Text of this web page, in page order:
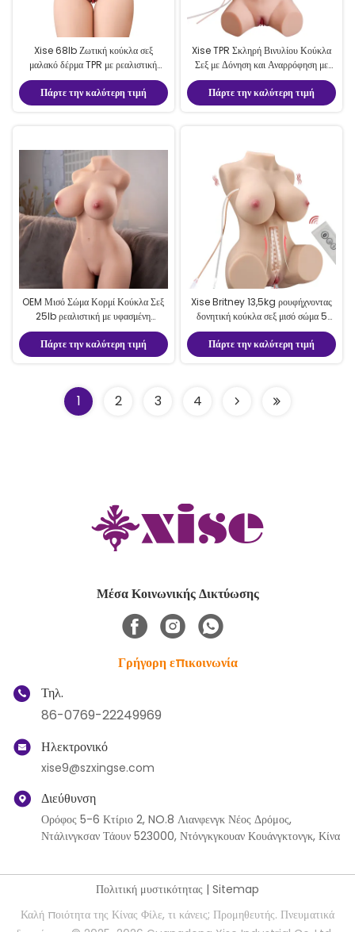
Xise 68lb Ζωτική κούκλα σεξ
μαλακό δέρμα TPR με ρεαλιστική
συσκευασία κουτί χρώματος
Πάρτε την καλύτερη τιμή
Xise TPR Σκληρή Βινυλίου Κούκλα
Σεξ με Δόνηση και Αναρρόφηση με
Τηλεχειριστήριο 7 κιλά
Πάρτε την καλύτερη τιμή
OEM Μισό Σώμα Κορμί Κούκλα Σεξ
25lb ρεαλιστική με υφασμένη
κολπική σήραγγα για τον άνδρα
Πάρτε την καλύτερη τιμή
Xise Britney 13,5kg ρουφήχνοντας
δονητική κούκλα σεξ μισό σώμα 5
τρόποι δονήσεων 5 τρόποι
ρουφήχνοντας
Πάρτε την καλύτερη τιμή
1 2 3 4
Μέσα Κοινωνικής Δικτύωσης
Γρήγορη επικοινωνία
Τηλ.
86-0769-22249969
Ηλεκτρονικό
xise9@szxingse.com
Διεύθυνση
Ορόφος 5-6 Κτίριο 2, NO.8 Λιανφενγκ Νέος Δρόμος,
Ντάλινγκσαν Τάουν 523000, Ντόνγκγκουαν Κουάνγκτονγκ, Κίνα
Πολιτική μυστικότητας | Sitemap
Καλή ποιότητα της Κίνας Φίλε, τι κάνεις; Προμηθευτής. Πνευματικά